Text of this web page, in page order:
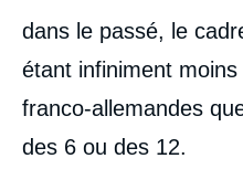
dans le passé, le
étant infiniment
franco-allemandes
des 6 ou des 12.